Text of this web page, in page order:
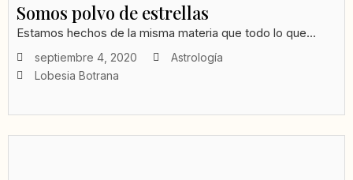
Somos polvo de estrellas
Estamos hechos de la misma materia que todo lo que...
septiembre 4, 2020
Astrología
Lobesia Botrana